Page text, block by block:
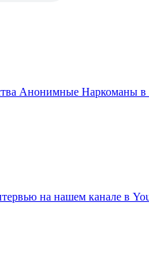
Анонимные Наркоманы в
на нашем канале в